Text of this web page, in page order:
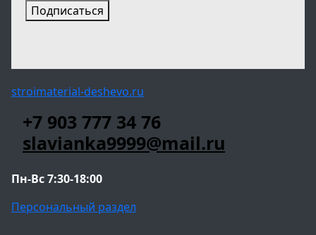
Подписаться
stroimaterial-deshevo.ru
+7 903 777 34 76
slavianka9999@mail.ru
Пн-Вс 7:30-18:00
Персональный раздел